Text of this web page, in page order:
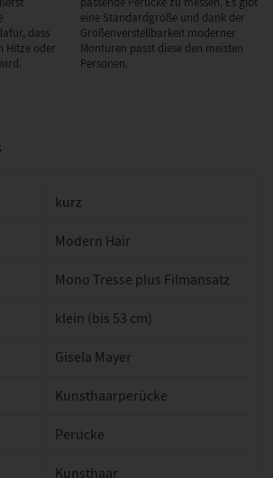
dass
Hitze oder
eine Standardgröße und dank der
Größenverstellbarkeit moderner
Monturen passt diese den meisten
Personen.
kurz
Modern Hair
Mono Tresse plus Filmansatz
klein (bis 53 cm)
Gisela Mayer
Kunsthaarperücke
Perücke
Kunsthaar